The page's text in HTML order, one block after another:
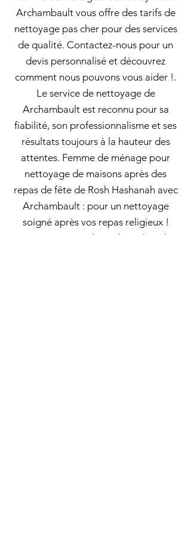
Archambault vous offre des tarifs de
nettoyage pas cher pour des services
de qualité. Contactez-nous pour un
devis personnalisé et découvrez
comment nous pouvons vous aider !.
Le service de nettoyage de
Archambault est reconnu pour sa
fiabilité, son professionnalisme et ses
résultats toujours à la hauteur des
attentes. Femme de ménage pour
nettoyage de maisons après des
repas de fête de Rosh Hashanah avec
Archambault : pour un nettoyage
soigné après vos repas religieux !
Après un repas de Rosh Hashanah,